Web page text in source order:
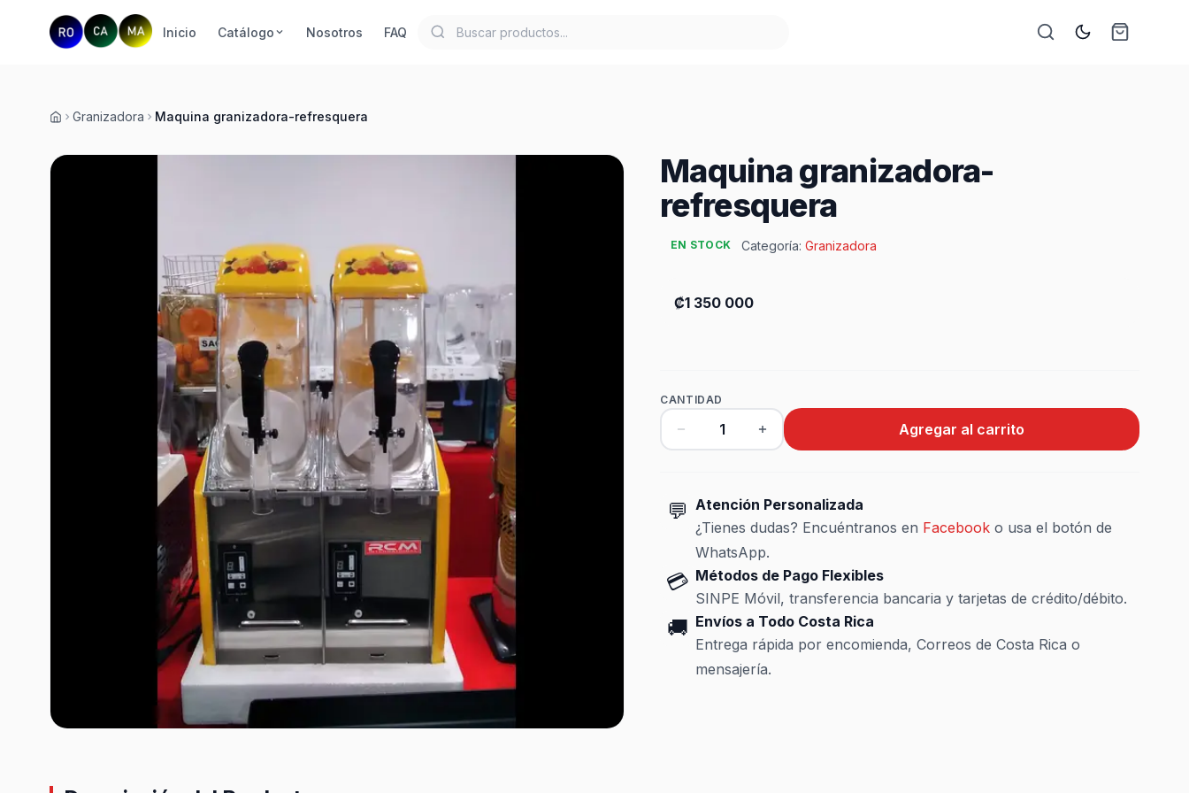
Inicio Catálogo Nosotros FAQ
Inicio
Granizadora Maquina granizadora-refresquera
Maquina granizadora-
refresquera
EN STOCK Categoría:Granizadora
₡1 350 000
CANTIDAD
Agregar al carrito
💬 Atención Personalizada
¿Tienes dudas? Encuéntranos en Facebook o usa el botón de
WhatsApp.
💳 Métodos de Pago Flexibles
SINPE Móvil, transferencia bancaria y tarjetas de crédito/débito.
🚚 Envíos a Todo Costa Rica
Entrega rápida por encomienda, Correos de Costa Rica o
mensajería.